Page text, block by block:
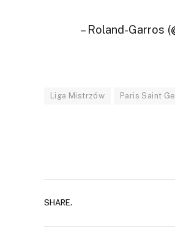
– Roland-Garros
Liga Mistrzów Paris Saint
SHARE.